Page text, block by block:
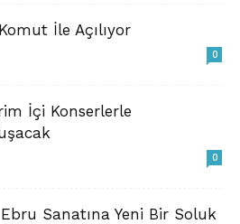
İle Açılıyor
0
İçi Konserlerle
0
Ebru Sanatına Yeni Bir Soluk